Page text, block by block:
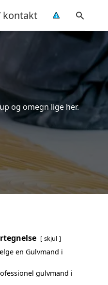
kontakt
og omegn lige her.
skjul
en Gulvmand i
gulvmand i